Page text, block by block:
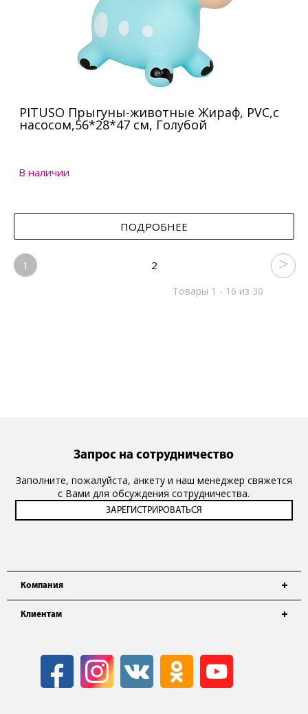
PITUSO Прыгуны-животные Жираф, PVC,с
насосом,56*28*47 см, Голубой
В наличии
ПОДРОБНЕЕ
1 2
Товары 1 - 16 из 30
Компания
Клиентам
Запрос на сотрудничество
Заполните, пожалуйста, анкету и наш менеджер свяжется
с Вами для обсуждения сотрудничества.